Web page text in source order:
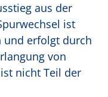
aus der
ist
und erfolgt durch
von
nicht Teil der